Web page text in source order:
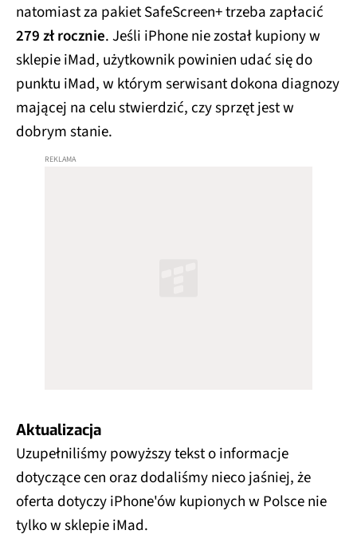
natomiast za pakiet SafeScreen+ trzeba zapłacić
279 zł rocznie. Jeśli iPhone nie został kupiony w
sklepie iMad, użytkownik powinien udać się do
punktu iMad, w którym serwisant dokona diagnozy
mającej na celu stwierdzić, czy sprzęt jest w
dobrym stanie.
Aktualizacja
Uzupełniliśmy powyższy tekst o informacje
dotyczące cen oraz dodaliśmy nieco jaśniej, że
oferta dotyczy iPhone'ów kupionych w Polsce nie
tylko w sklepie iMad.